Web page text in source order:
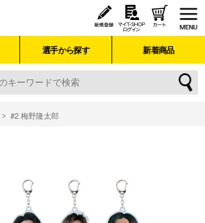
選手から探す 新着商品
#2 梅野隆太郎